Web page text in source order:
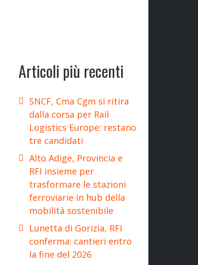
Articoli più recenti
SNCF, Cma Cgm si ritira
dalla corsa per Rail
Logistics Europe: restano
tre candidati
Alto Adige, Provincia e
RFI insieme per
trasformare le stazioni
ferroviarie in hub della
mobilità sostenibile
Lunetta di Gorizia, RFI
conferma: cantieri entro
la fine del 2026